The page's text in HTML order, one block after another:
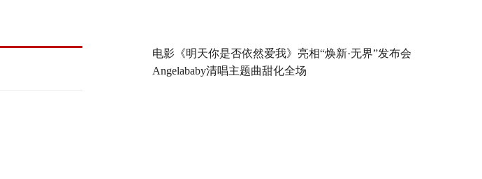
电影《明天你是否依然爱我》亮相“焕新·无界”发布会
Angelababy清唱主题曲甜化全场